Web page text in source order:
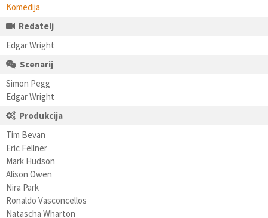
Komedija
Redatelj
Edgar Wright
Scenarij
Simon Pegg
Edgar Wright
Produkcija
Tim Bevan
Eric Fellner
Mark Hudson
Alison Owen
Nira Park
Ronaldo Vasconcellos
Natascha Wharton